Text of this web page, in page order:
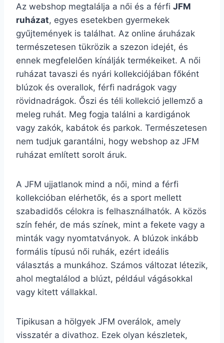
Az webshop megtalálja a női és a férfi JFM
ruházat, egyes esetekben gyermekek
gyűjtemények is találhat. Az online áruházak
természetesen tükrözik a szezon idejét, és
ennek megfelelően kínálják termékeiket. A női
ruházat tavaszi és nyári kollekciójában főként
blúzok és overallok, férfi nadrágok vagy
rövidnadrágok. Őszi és téli kollekció jellemző a
meleg ruhát. Meg fogja találni a kardigánok
vagy zakók, kabátok és parkok. Természetesen
nem tudjuk garantálni, hogy webshop az JFM
ruházat említett sorolt áruk.
A JFM ujjatlanok mind a női, mind a férfi
kollekcióban elérhetők, és a sport mellett
szabadidős célokra is felhasználhatók. A közös
szín fehér, de más színek, mint a fekete vagy a
minták vagy nyomtatványok. A blúzok inkább
formális típusú női ruhák, ezért ideális
választás a munkához. Számos változat létezik,
ahol megtalálod a blúzt, például vágásokkal
vagy kitett vállakkal.
Tipikusan a hölgyek JFM overálok, amely
visszatér a divathoz. Ezek olyan készletek,